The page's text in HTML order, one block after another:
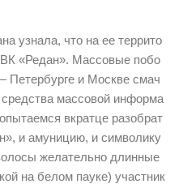
узнала, что на ее террито
«Редан». Массовые побо
Петербурге и Москве смач
массовой информа
вкратце разобрат
и амуницию, и символику
желательно длинные
на белом пауке) участник